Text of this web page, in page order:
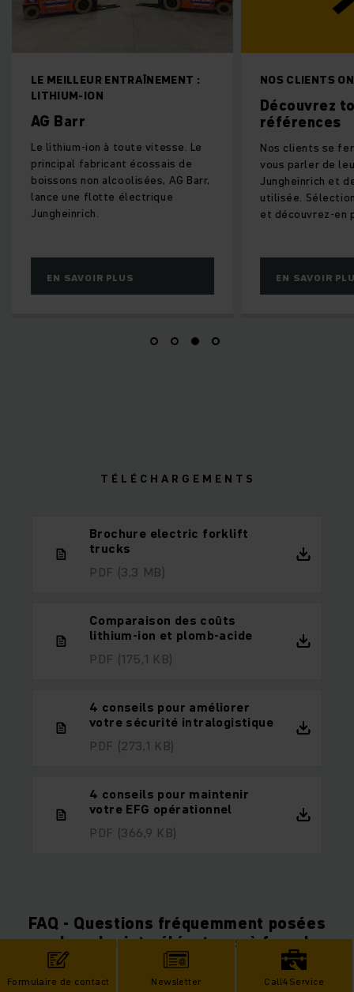
Formulaire de contact Newsletter Call4Service
LE MEILLEUR ENTRAÎNEMENT :
LITHIUM-ION
AG Barr
Le lithium-ion à toute vitesse. Le
principal fabricant écossais de
boissons non alcoolisées, AG Barr,
lance une flotte électrique
Jungheinrich.
EN SAVOIR PLUS
NOS CLIENTS
Découvrez
références
Nos clients se
vous parler de
Jungheinrich et
utilisée.
et découvrez-en
EN SAVOIR
T É L É C H A R G E M E N T S
Brochure electric forklift
trucks
PDF (3,3 MB)
Comparaison des coûts
lithium-ion et plomb-acide
PDF (175,1 KB)
4 conseils pour améliorer
votre sécurité intralogistique
PDF (273,1 KB)
4 conseils pour maintenir
votre EFG opérationnel
PDF (366,9 KB)
FAQ - Questions fréquemment posées
sur les chariots élévateurs à fourche
électriques